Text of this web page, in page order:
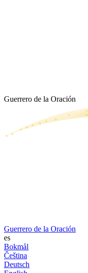
Guerrero de la Oración
Guerrero de la Oración
es
Bokmål
Čeština
Deutsch